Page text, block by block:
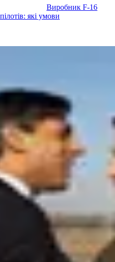
Виробник F-16
які умови